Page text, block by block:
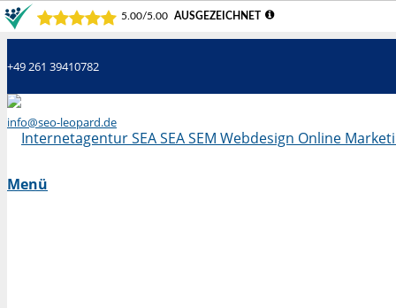
+49 261 39410782
info@seo-leopard.de
Menü